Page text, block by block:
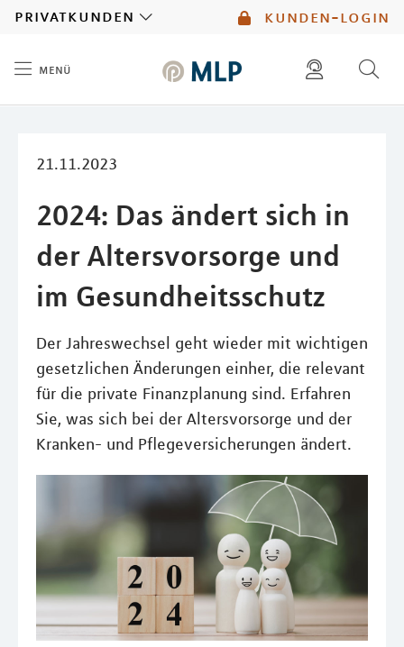
kunden-login
privatkunden
menü
21.11.2023
2024: Das ändert sich in
der Altersvorsorge und
im Gesundheitsschutz
Der Jahreswechsel geht wieder mit wichtigen
gesetzlichen Änderungen einher, die relevant
für die private Finanzplanung sind. Erfahren
Sie, was sich bei der Altersvorsorge und der
Kranken- und Pflegeversicherungen ändert.